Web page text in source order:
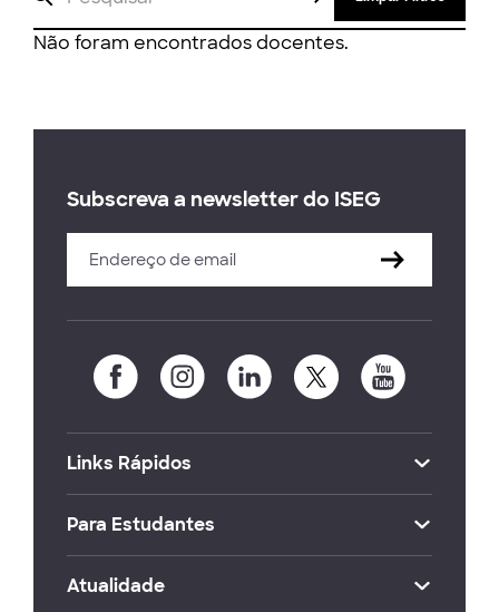
Não foram encontrados docentes.
Subscreva a newsletter do ISEG
Links Rápidos
Para Estudantes
Atualidade